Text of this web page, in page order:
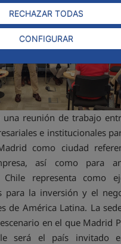
RECHAZAR TODAS
CONFIGURAR
una reunión de trabajo
e institucionales
como ciudad
así como para
Chile representa como
para la inversión y el
de América Latina. La
en el que Madrid
será el país invitado